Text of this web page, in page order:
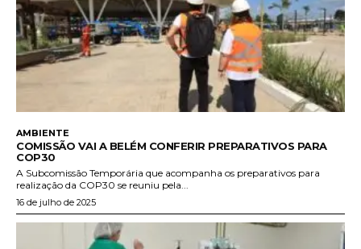
AMBIENTE
COMISSÃO VAI A BELÉM CONFERIR PREPARATIVOS PARA
COP30
A Subcomissão Temporária que acompanha os preparativos para
realização da COP30 se reuniu pela...
16 de julho de 2025